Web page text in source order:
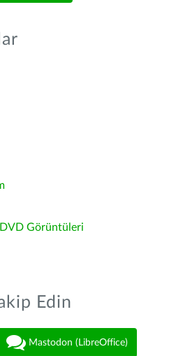
Görüntüleri
Edin
Mastodon (LibreOffice)